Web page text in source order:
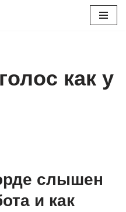
как у
слышен
и как